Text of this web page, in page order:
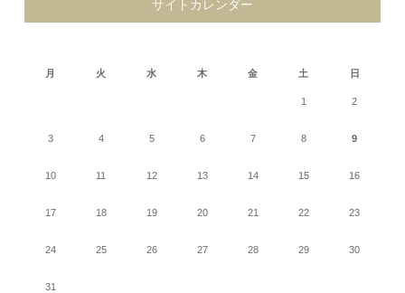
サイトカレンダー
月
火 水 木 金 土 日
1 2
3 4 5 6 7 8 9
10 11 12 13 14 15 16
17 18 19 20 21 22 23
24 25 26 27 28 29 30
31